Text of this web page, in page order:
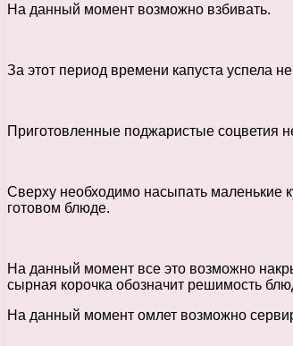
На данный момент возможно взбивать.
За этот период времени капуста успела
Приготовленные поджаристые соцветия
Сверху необходимо насыпать маленькие
готовом блюде.
На данный момент все это возможно
сырная корочка обозначит решимость
На данный момент омлет возможно